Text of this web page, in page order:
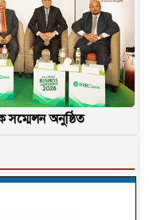
সম্মেলন অনুষ্ঠিত